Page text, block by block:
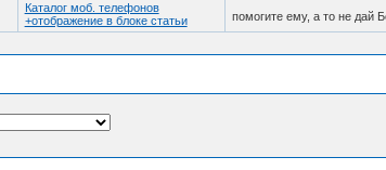
Каталог моб. телефонов
+отображение в блоке статьи
помогите ему, а то не дай